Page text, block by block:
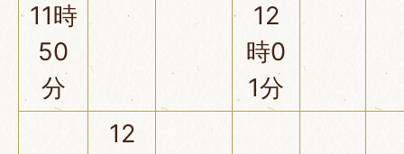
11時
50
分
12
時0
1分
12